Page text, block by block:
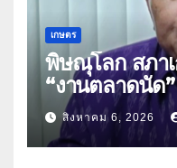
เกษตร
พิษณุโลก สภา
“งานตลาดนัด
“เกษตรรุ่งเรือ
ประโยชน์เกษ
คู่ธุรกิจดันสินค้
สิงหาคม 6, 2026